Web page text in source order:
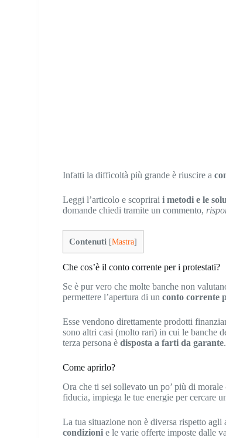
Infatti la difficoltà più grande è riuscire a
Leggi l’articolo e scopriraii metodi e le
domande chiedi tramite un commento,
Contenuti [Mastra]
Che cos’è il conto corrente per i protestati?
Se è pur vero che molte banche non
permettere l’apertura di unconto corrente
Esse vendono direttamente prodotti
sono altri casi (molto rari) in cui le banche
terza persona èdisposta a farti da garante.
Come aprirlo?
Ora che ti sei sollevato un po’ più di
fiducia, impiega le tue energie per cercare
La tua situazione non è diversa rispetto
condizioni e le varie offerte imposte dalle